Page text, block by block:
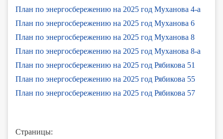
План по энергосбережению на 2025 год Муханова 4-а
План по энергосбережению на 2025 год Муханова 6
План по энергосбережению на 2025 год Муханова 8
План по энергосбережению на 2025 год Муханова 8-а
План по энергосбережению на 2025 год Рябикова 51
План по энергосбережению на 2025 год Рябикова 55
План по энергосбережению на 2025 год Рябикова 57
Страницы: